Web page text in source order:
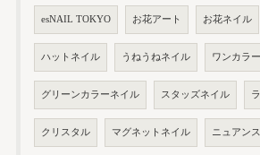
esNAIL TOKYO お花アート お花ネイル
ハットネイル うねうねネイル ワンカラ
グリーンカラーネイル スタッズネイル
クリスタル マグネットネイル ニュアン